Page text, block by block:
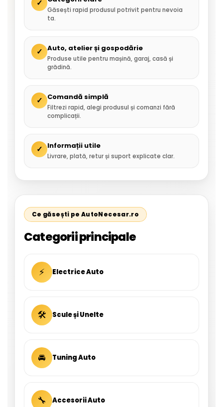
✓
Găsești rapid produsul potrivit pentru nevoia
ta.
✓ Auto, atelier și gospodărie
Produse utile pentru mașină, garaj, casă și
grădină.
✓ Comandă simplă
Filtrezi rapid, alegi produsul și comanzi fără
complicații.
✓ Informații utile
Livrare, plată, retur și suport explicate clar.
Ce găsești pe AutoNecesar.ro
Categorii principale
⚡ Electrice Auto
🛠 Scule și Unelte
🚘 Tuning Auto
🔧 Accesorii Auto